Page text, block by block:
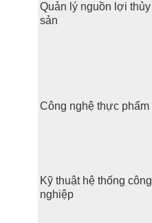
Quản lý nguồn lợi thủy
sản
Công nghệ thực phẩm
Kỹ thuật hệ thống công
nghiệp